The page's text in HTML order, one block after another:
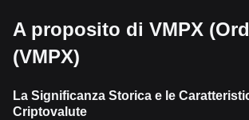
A proposito di VMPX
(VMPX)
La Significanza Storica e le
Criptovalute